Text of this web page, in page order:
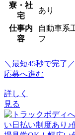
寮・社
宅
あり
仕事内
容
自動車系
フ
＼最短45秒で完了／
応募へ進む
詳しく
見る